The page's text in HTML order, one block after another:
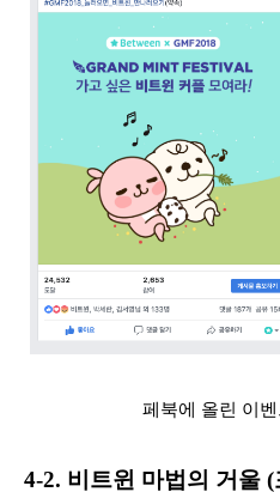
페북에 올린 이
4-2. 비트윈 마법의 거울